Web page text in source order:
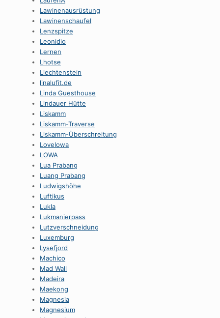
Lawinenausrüstung
Lawinenschaufel
Lenzspitze
Leonidio
Lernen
Lhotse
Liechtenstein
linalufit.de
Linda Guesthouse
Lindauer Hütte
Liskamm
Liskamm-Traverse
Liskamm-Überschreitung
Lovelowa
LOWA
Lua Prabang
Luang Prabang
Ludwigshöhe
Luftikus
Lukla
Lukmanierpass
Lutzverschneidung
Luxemburg
Lysefjord
Machico
Mad Wall
Madeira
Maekong
Magnesia
Magnesium